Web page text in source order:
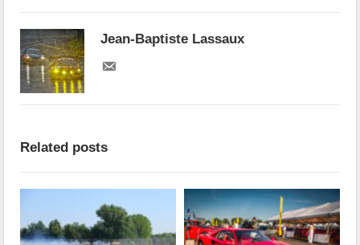
Jean-Baptiste Lassaux
Related posts